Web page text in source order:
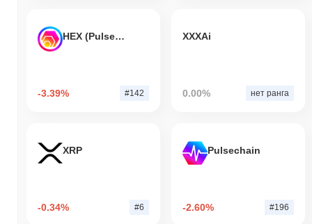
HEX (Pulsechain)
-3.39% #142
XXXAi
0.00% нет ранга
XRP
-0.34% #6
Pulsechain
-2.60% #196